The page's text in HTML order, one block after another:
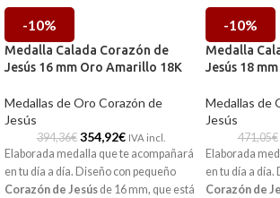
-10%
Medalla Calada Corazón de
Jesús 16 mm Oro Amarillo 18K
Medallas de Oro Corazón de
Jesús
394,36€ 354,92€ IVA incl.
Elaborada medalla que te acompañará
en tu día a día. Diseño con pequeño
Corazón de Jesús de 16 mm, que está
-10%
Medalla
Jesús 18
Medallas de
Jesús
471,05€
Elaborada
en tu día a día.
Corazón de